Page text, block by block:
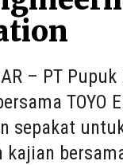
– PT
TOYO
sepakat
kajian